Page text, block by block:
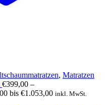
, Matratzen
€399,00 –
bis €1.053,00 inkl. MwSt.